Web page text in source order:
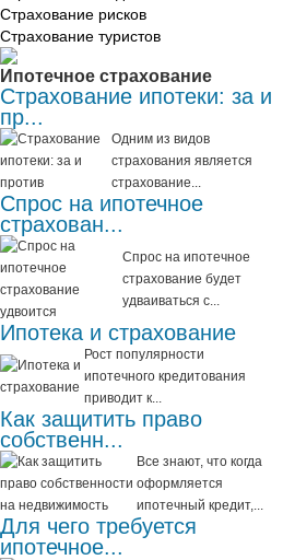
Страхование рисков
Страхование туристов
Ипотечное страхование
Страхование ипотеки: за и
пр...
Одним из видов
страхования является
страхование...
Спрос на ипотечное
страхован...
Спрос на ипотечное
страхование будет
удваиваться с...
Ипотека и страхование
Рост популярности
ипотечного кредитования
приводит к...
Как защитить право
собственн...
Все знают, что когда
оформляется
ипотечный кредит,...
Для чего требуется
ипотечное...